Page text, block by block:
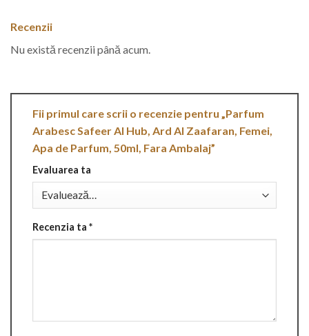
Recenzii
Nu există recenzii până acum.
Fii primul care scrii o recenzie pentru „Parfum
Arabesc Safeer Al Hub, Ard Al Zaafaran, Femei,
Apa de Parfum, 50ml, Fara Ambalaj”
Evaluarea ta
Recenzia ta *